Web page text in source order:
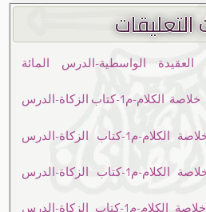
العقيدة الواسطية-الدرس المائة
الدروس: خلاصة الكلام-م1-كتاب الزكاة-الدرس
الدروس: خلاصة الكلام-م1-كتاب الزكاة-الدرس
الدروس: خلاصة الكلام-م1-كتاب الزكاة-الدرس
الدروس: خلاصة الكلام-م1-كتاب الزكاة-الدرس